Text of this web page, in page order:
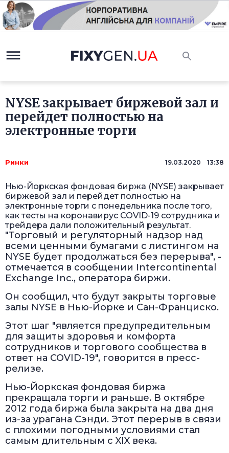
NYSE закрывает биржевой зал и
перейдет полностью на
электронные торги
Ринки 19.03.2020 13:38
Нью-Йоркская фондовая биржа (NYSE) закрывает
биржевой зал и перейдет полностью на
электронные торги с понедельника после того,
как тесты на коронавирус COVID-19 сотрудника и
трейдера дали положительный результат.
"Торговый и регуляторный надзор над
всеми ценными бумагами с листингом на
NYSE будет продолжаться без перерыва", -
отмечается в сообщении Intercontinental
Exchange Inc., оператора биржи.
Он сообщил, что будут закрыты торговые
залы NYSE в Нью-Йорке и Сан-Франциско.
Этот шаг "является предупредительным
для защиты здоровья и комфорта
сотрудников и торгового сообщества в
ответ на COVID-19", говорится в пресс-
релизе.
Нью-Йоркская фондовая биржа
прекращала торги и раньше. В октябре
2012 года биржа была закрыта на два дня
из-за урагана Сэнди. Этот перерыв в связи
с плохими погодными условиями стал
самым длительным с XIX века.